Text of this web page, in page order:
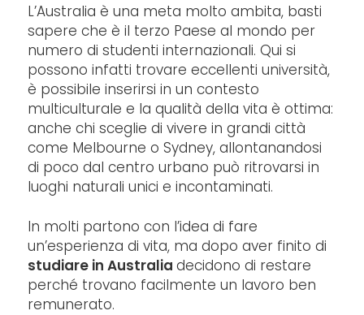
L’Australia è una meta molto ambita, basti
sapere che è il terzo Paese al mondo per
numero di studenti internazionali. Qui si
possono infatti trovare eccellenti università,
è possibile inserirsi in un contesto
multiculturale e la qualità della vita è ottima:
anche chi sceglie di vivere in grandi città
come Melbourne o Sydney, allontanandosi
di poco dal centro urbano può ritrovarsi in
luoghi naturali unici e incontaminati.
In molti partono con l’idea di fare
un’esperienza di vita, ma dopo aver finito di
studiare in Australia decidono di restare
perché trovano facilmente un lavoro ben
remunerato.